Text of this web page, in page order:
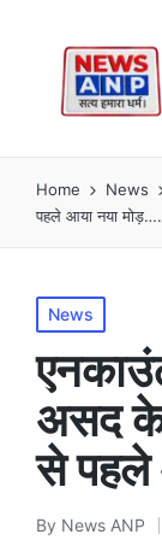
Home News
पहले आया नया मोड़….
Posted
in
News
असद के
से पहले
By News ANP